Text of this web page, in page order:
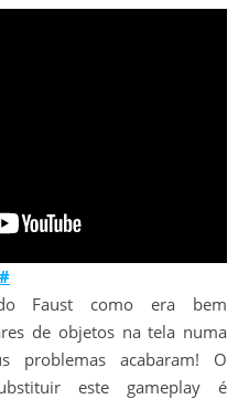
Faust como era bem
de objetos na tela numa
problemas acabaram! O
este gameplay é